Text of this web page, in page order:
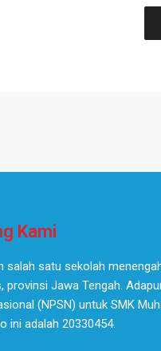
Kami
salah satu sekolah
provinsi Jawa Tengah.
(NPSN) untuk SMK
ini adalah 20330454.